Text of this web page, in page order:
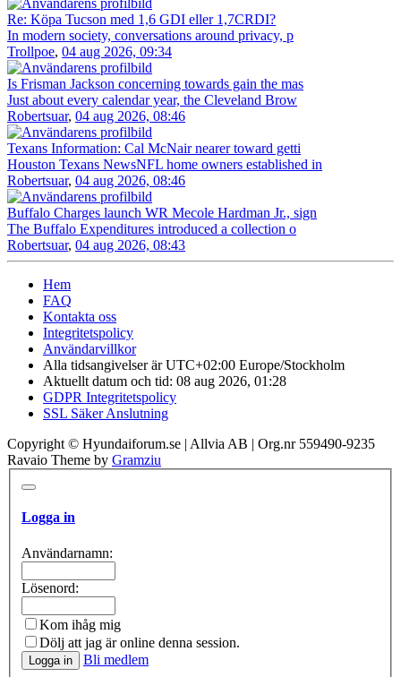
Re: Köpa Tucson med 1,6 GDI eller 1,7CRDI?
In modern society, conversations around privacy, p
Trollpoe, 04 aug 2026, 09:34
Is Frisman Jackson concerning towards gain the mas
Just about every calendar year, the Cleveland Brow
Robertsuar, 04 aug 2026, 08:46
Texans Information: Cal McNair nearer toward getti
Houston Texans NewsNFL home owners established in
Robertsuar, 04 aug 2026, 08:46
Buffalo Charges launch WR Mecole Hardman Jr., sign
The Buffalo Expenditures introduced a collection o
Robertsuar, 04 aug 2026, 08:43
Hem
FAQ
Kontakta oss
Integritetspolicy
Användarvillkor
Alla tidsangivelser är UTC+02:00 Europe/Stockholm
Aktuellt datum och tid: 08 aug 2026, 01:28
GDPR Integritetspolicy
SSL Säker Anslutning
Copyright © Hyundaiforum.se | Allvia AB | Org.nr 559490-9235
Ravaio Theme by Gramziu
Logga in
Användarnamn:
Lösenord:
Kom ihåg mig
Dölj att jag är online denna session.
Bli medlem